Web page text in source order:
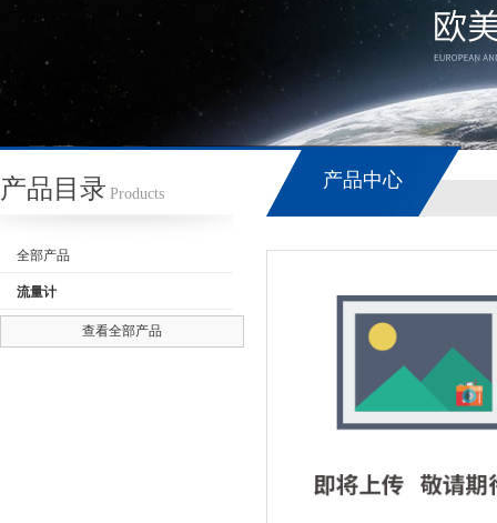
产品目录 Products
全部产品
流量计
查看全部产品
产品中心